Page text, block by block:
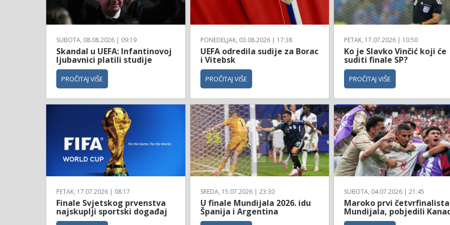
SUBOTA, 08.08.2026 | 09:19
Skandal u UEFA: Infantinovoj
ljubavnici platili studije
PROČITAJ VIŠE
PONEDELJAK, 03.08.2026 | 17:38
UEFA odredila sudije za Borac
i Vitebsk
PROČITAJ VIŠE
PETAK, 17.07.2026 | 10:50
Ko je Slavko Vinčić koji će
suditi finale SP?
PROČITAJ VIŠE
PETAK, 17.07.2026 | 08:17
Finale Svjetskog prvenstva
najskuplji sportski događaj
SREDA, 15.07.2026 | 23:30
U finale Mundijala 2026. idu
Španija i Argentina
SUBOTA, 04.07.2026 | 21:45
Maroko prvi četvrfinalista
Mundijala, pobjedili